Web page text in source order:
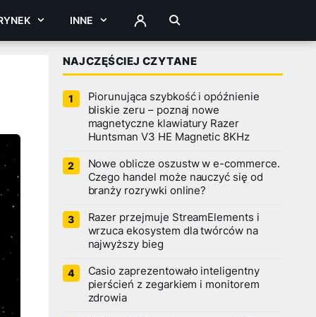
INNE ZALOGUJ
NAJCZĘŚCIEJ CZYTANE
Piorunująca szybkość i opóźnienie
bliskie zeru – poznaj nowe
magnetyczne klawiatury Razer
Huntsman V3 HE Magnetic 8KHz
Nowe oblicze oszustw w e-commerce.
Czego handel może nauczyć się od
branży rozrywki online?
Razer przejmuje StreamElements i
wrzuca ekosystem dla twórców na
najwyższy bieg
Casio zaprezentowało inteligentny
pierścień z zegarkiem i monitorem
zdrowia